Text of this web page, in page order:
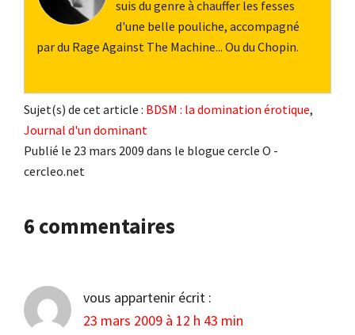
suis du genre à chauffer les fesses
d'une belle pouliche, accompagné
par du Rage Against The Machine... Ou du Chopin.
Sujet(s) de cet article : BDSM : la domination érotique,
Journal d'un dominant
Publié le 23 mars 2009 dans le blogue cercle O -
cercleo.net
Interactions
du
6 commentaires
vous appartenir écrit :
23 mars 2009 à 12 h 43 min